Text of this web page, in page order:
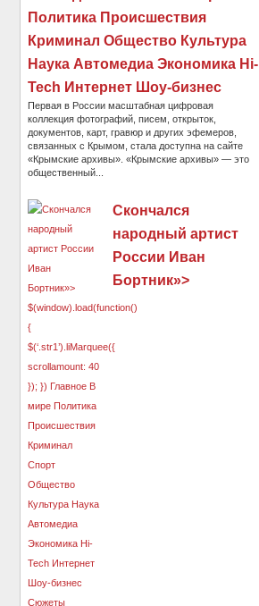
Политика Происшествия
Криминал Общество Культура
Наука Автомедиа Экономика Hi-
Tech Интернет Шоу-бизнес
Первая в России масштабная цифровая
коллекция фотографий, писем, открыток,
документов, карт, гравюр и других эфемеров,
связанных с Крымом, стала доступна на сайте
«Крымские архивы». «Крымские архивы» — это
общественный...
Скончался
народный артист
России Иван
Бортник»>